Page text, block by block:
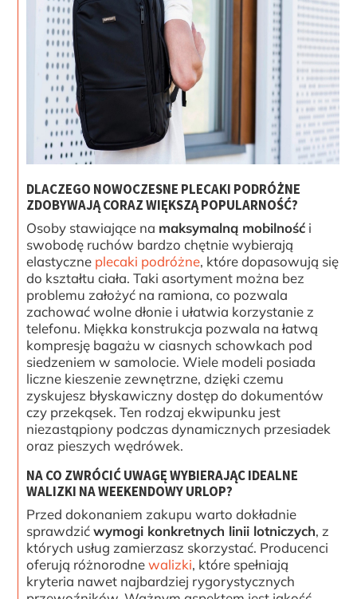
DLACZEGO NOWOCZESNE PLECAKI PODRÓŻNE
ZDOBYWAJĄ CORAZ WIĘKSZĄ POPULARNOŚĆ?
Osoby stawiające na maksymalną mobilność i
swobodę ruchów bardzo chętnie wybierają
elastyczne plecaki podróżne, które dopasowują się
do kształtu ciała. Taki asortyment można bez
problemu założyć na ramiona, co pozwala
zachować wolne dłonie i ułatwia korzystanie z
telefonu. Miękka konstrukcja pozwala na łatwą
kompresję bagażu w ciasnych schowkach pod
siedzeniem w samolocie. Wiele modeli posiada
liczne kieszenie zewnętrzne, dzięki czemu
zyskujesz błyskawiczny dostęp do dokumentów
czy przekąsek. Ten rodzaj ekwipunku jest
niezastąpiony podczas dynamicznych przesiadek
oraz pieszych wędrówek.
NA CO ZWRÓCIĆ UWAGĘ WYBIERAJĄC IDEALNE
WALIZKI NA WEEKENDOWY URLOP?
Przed dokonaniem zakupu warto dokładnie
sprawdzićwymogi konkretnych linii lotniczych, z
których usług zamierzasz skorzystać. Producenci
oferują różnorodnewalizki, które spełniają
kryteria nawet najbardziej rygorystycznych